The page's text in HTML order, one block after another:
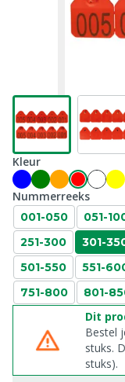
Kleur
Nummerreeks
001-050 051-
251-300
301-
501-550
551-
751-800
801-
Dit
Bestel
stuks.
stuks).